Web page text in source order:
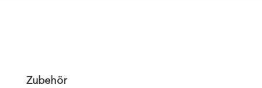
Produktgalerie überspringen
Zubehör